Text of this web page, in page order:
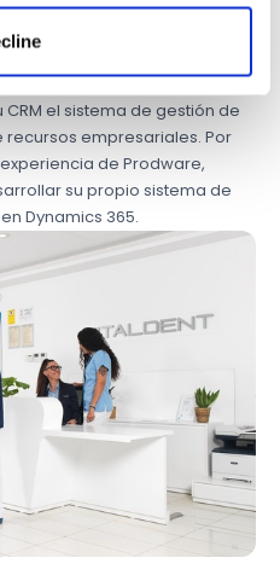
en gran medida, de las
el sistema de gestión de
empresariales. Por
de Prodware,
su propio sistema de
Dynamics 365.